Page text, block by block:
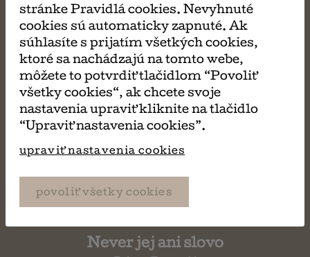
Never jej ani slovo
stránke Pravidlá cookies. Nevyhnuté
cookies sú automaticky zapnuté. Ak
súhlasíte s prijatím všetkých cookies,
ktoré sa nachádzajú na tomto webe,
môžete to potvrdiť tlačidlom “Povoliť
všetky cookies“, ak chcete svoje
nastavenia upraviť kliknite na tlačidlo
“Upraviť nastavenia cookies”.
upraviť nastavenia cookies
povoliť všetky cookies